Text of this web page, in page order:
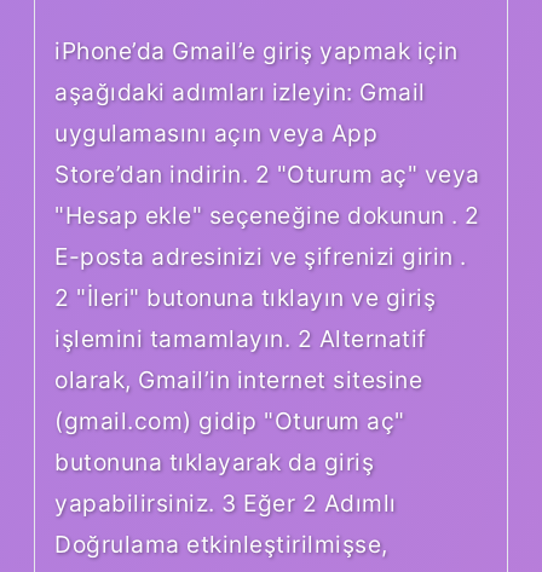
iPhone’da Gmail’e giriş yapmak için
aşağıdaki adımları izleyin: Gmail
uygulamasını açın veya App
Store’dan indirin. 2 "Oturum aç" veya
"Hesap ekle" seçeneğine dokunun . 2
E-posta adresinizi ve şifrenizi girin .
2 "İleri" butonuna tıklayın ve giriş
işlemini tamamlayın. 2 Alternatif
olarak, Gmail’in internet sitesine
(gmail.com) gidip "Oturum aç"
butonuna tıklayarak da giriş
yapabilirsiniz. 3 Eğer 2 Adımlı
Doğrulama etkinleştirilmişse,